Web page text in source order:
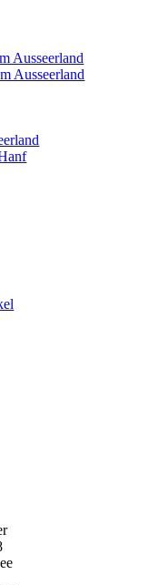
Ausseerland
Ausseerland